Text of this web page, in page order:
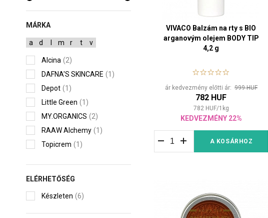
MÁRKA
a d m r t v
Alcina (2)
DAFNA'S SKINCARE (1)
Depot (1)
Little Green (1)
MY.ORGANICS (2)
RAAW Alchemy (1)
Topicrem (1)
ELÉRHETŐSÉG
Készleten (6)
VIVACO Balzám na rty s BIO
arganovým olejem BODY TIP
4,2 g
ár kedvezmény előtti ár: 999 HUF
782 HUF
782 HUF/1 kg
KEDVEZMÉNY 22%
A KOSÁRHOZ